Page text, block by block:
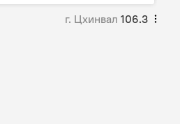
г. Цхинвал 106.3